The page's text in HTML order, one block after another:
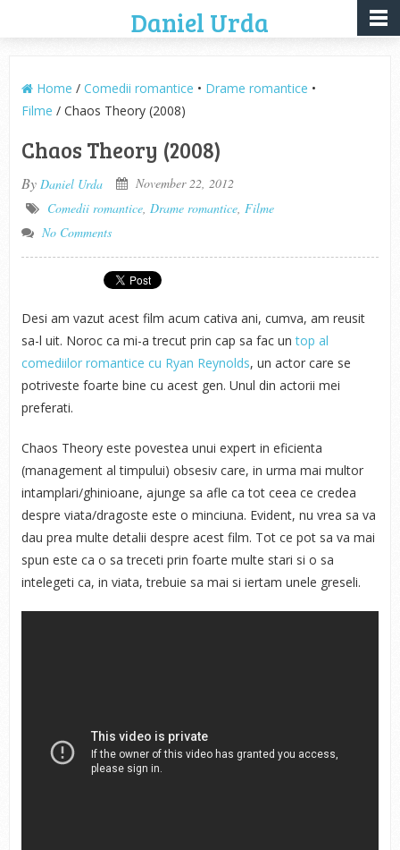
Daniel Urda
Home / Comedii romantice • Drame romantice •
Filme / Chaos Theory (2008)
Chaos Theory (2008)
By Daniel Urda
November 22, 2012
Comedii romantice, Drame romantice, Filme
No Comments
Desi am vazut acest film acum cativa ani, cumva, am reusit
sa-l uit. Noroc ca mi-a trecut prin cap sa fac untop al
comediilor romantice cu Ryan Reynolds, un actor care se
potriveste foarte bine cu acest gen. Unul din actorii mei
preferati.
Chaos Theory este povestea unui expert in eficienta
(management al timpului) obsesiv care, in urma mai multor
intamplari/ghinioane, ajunge sa afle ca tot ceea ce credea
despre viata/dragoste este o minciuna. Evident, nu vrea sa va
dau prea multe detalii despre acest film. Tot ce pot sa va mai
spun este ca o sa treceti prin foarte multe stari si o sa
intelegeti ca, in viata, trebuie sa mai si iertam unele greseli.